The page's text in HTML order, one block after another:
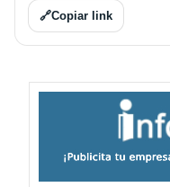
🔗Copiar link